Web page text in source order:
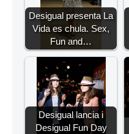
Desigual presenta La
Vida es chula. Sex,
Fun and…
Desigual lancia i
Desigual Fun Day